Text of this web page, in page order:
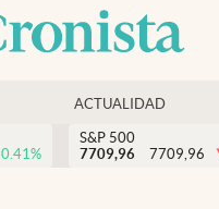
ACTUALIDAD
0.41%
S&P 500
7709,96
7709,96